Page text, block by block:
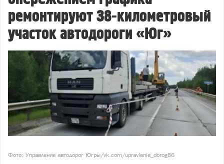
ремонтируют 38-километровый
участок автодороги «Юг»
Фото: Управление автодорог Югры/vk.com/upravlenie_dorog86